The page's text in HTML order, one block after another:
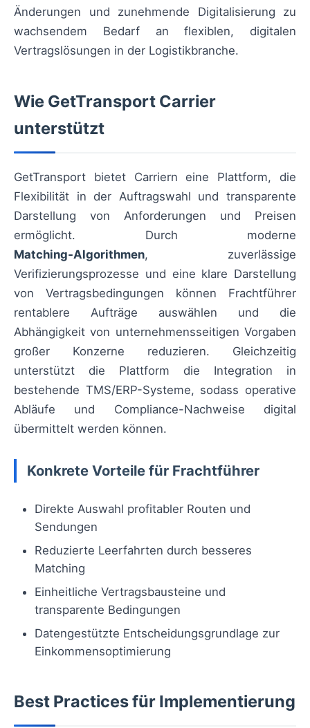
Änderungen und zunehmende Digitalisierung zu
wachsendem Bedarf an flexiblen, digitalen
Vertragslösungen in der Logistikbranche.
Wie GetTransport Carrier
unterstützt
GetTransport bietet Carriern eine Plattform, die
Flexibilität in der Auftragswahl und transparente
Darstellung von Anforderungen und Preisen
ermöglicht. Durch moderne
Matching‑Algorithmen, zuverlässige
Verifizierungsprozesse und eine klare Darstellung
von Vertragsbedingungen können Frachtführer
rentablere Aufträge auswählen und die
Abhängigkeit von unternehmensseitigen Vorgaben
großer Konzerne reduzieren. Gleichzeitig
unterstützt die Plattform die Integration in
bestehende TMS/ERP-Systeme, sodass operative
Abläufe und Compliance-Nachweise digital
übermittelt werden können.
Konkrete Vorteile für Frachtführer
Direkte Auswahl profitabler Routen und
Sendungen
Reduzierte Leerfahrten durch besseres
Matching
Einheitliche Vertragsbausteine und
transparente Bedingungen
Datengestützte Entscheidungsgrundlage zur
Einkommensoptimierung
Best Practices für Implementierung